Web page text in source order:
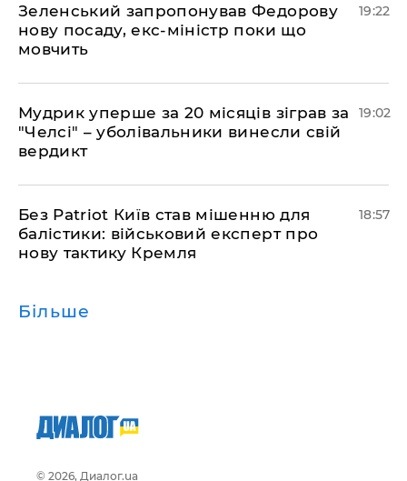
​Зеленський запропонував Федорову
нову посаду, екс-міністр поки що
мовчить
19:22
​Мудрик уперше за 20 місяців зіграв за
"Челсі" – уболівальники винесли свій
вердикт
19:02
​Без Patriot Київ став мішенню для
балістики: військовий експерт про
нову тактику Кремля
18:57
Більше
© 2026, Диалог.ua